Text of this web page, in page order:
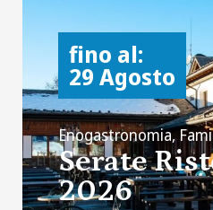
fino al:
29 Agosto
Enogastronomia,
Serate
2026